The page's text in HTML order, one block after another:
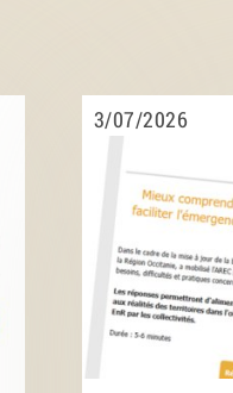
3/07/2026